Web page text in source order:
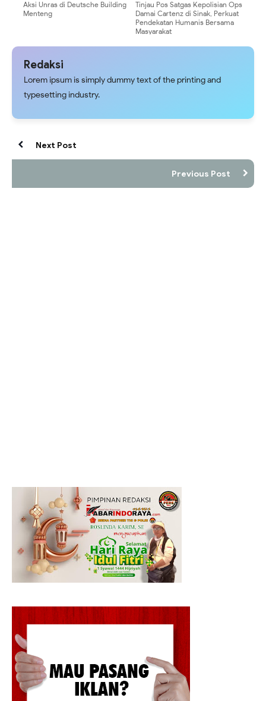
Aksi Unras di Deutsche Building
Menteng
Tinjau Pos Satgas Kepolisian Ops
Damai Cartenz di Sinak, Perkuat
Pendekatan Humanis Bersama
Masyarakat
Redaksi
Lorem ipsum is simply dummy text of the printing and
typesetting industry.
Next Post
Previous Post